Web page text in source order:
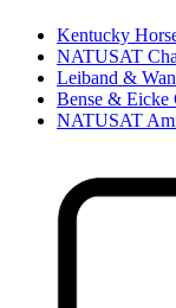
Kentucky
NATUSAT
Leiband &
Bense & Eicke
NATUSAT